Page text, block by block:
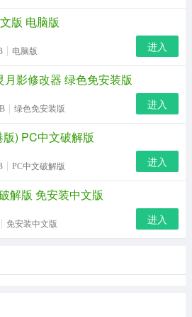
版 电脑版
电脑版 进入
月影修改器 绿色免安装版
绿色免安装版 进入
) PC中文破解版
PC中文破解版 进入
解版 免安装中文版
免安装中文版 进入